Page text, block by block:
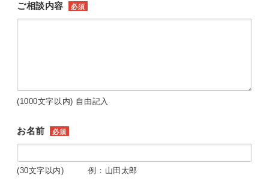
ご相談内容 必須
(1000文字以内) 自由記入
お名前 必須
(30文字以内) 例：山田太郎